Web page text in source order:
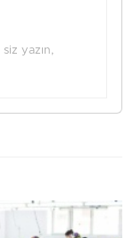
yazın,